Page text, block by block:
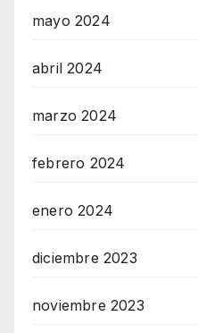
mayo 2024
abril 2024
marzo 2024
febrero 2024
enero 2024
diciembre 2023
noviembre 2023